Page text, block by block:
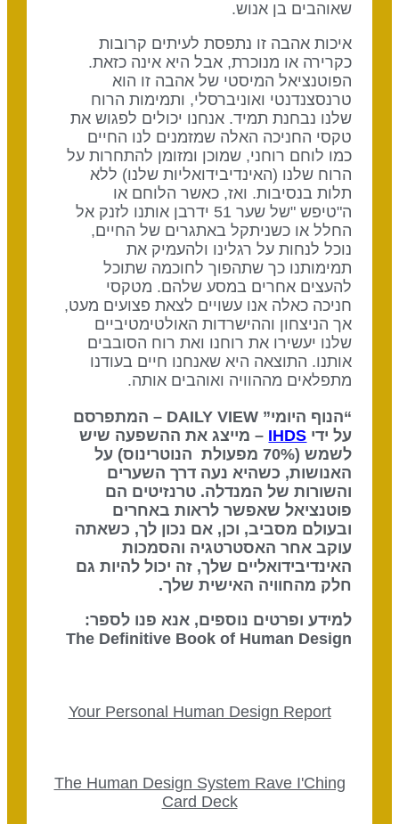
שאוהבים בן אנוש.
איכות אהבה זו נתפסת לעיתים קרובות
כקרירה או מנוכרת, אבל היא אינה כזאת.
הפוטנציאל המיסטי של אהבה זו הוא
טרנסצנדנטי ואוניברסלי, ותמימות הרוח
שלנו נבחנת תמיד. אנחנו יכולים לפגוש את
טקסי החניכה האלה שמזמנים לנו החיים
כמו לוחם רוחני, שמוכן ומזומן להתחרות על
הרוח שלנו (האינדיבידואליות שלנו) ללא
תלות בנסיבות. ואז, כאשר הלוחם או
ה"טיפש "של שער 51 ידרבן אותנו לזנק אל
החלל או כשניתקל באתגרים של החיים,
נוכל לנחות על רגלינו ולהעמיק את
תמימותנו כך שתהפוך לחוכמה שתוכל
להעצים אחרים במסע שלהם. מטקסי
חניכה כאלה אנו עשויים לצאת פצועים מעט,
אך הניצחון וההישרדות האולטימטיביים
שלנו יעשירו את רוחנו ואת רוח הסובבים
אותנו. התוצאה היא שאנחנו חיים בעודנו
מתפלאים מההוויה ואוהבים אותה.
“הנוף היומי” DAILY VIEW – המתפרסם
על ידיIHDS – מייצג את ההשפעה שיש
לשמש (70% מפעולת הנוטרינוס) על
האנושות, כשהיא נעה דרך השערים
והשורות של המנדלה. טרנזיטים הם
פוטנציאל שאפשר לראות באחרים
ובעולם מסביב, וכן, אם נכון לך, כשאתה
עוקב אחר האסטרטגיה והסמכות
האינדיבידואליים שלך, זה יכול להיות גם
חלק מהחוויה האישית שלך.
למידע ופרטים נוספים, אנא פנו לספר:
The Definitive Book of Human Design
Your Personal Human Design Report
The Human Design System Rave I'Ching
Card Deck